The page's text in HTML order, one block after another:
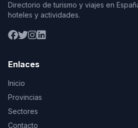
Directorio de turismo y viajes en
hoteles y actividades.
Enlaces
Inicio
Provincias
Sectores
Contacto